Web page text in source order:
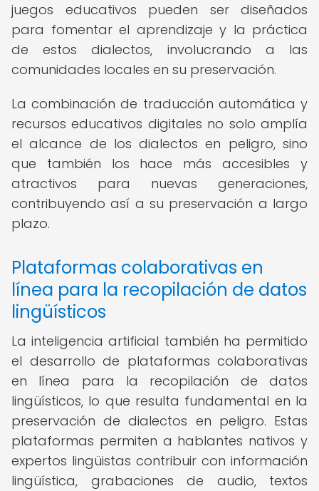
juegos educativos pueden ser diseñados
para fomentar el aprendizaje y la práctica
de estos dialectos, involucrando a las
comunidades locales en su preservación.
La combinación de traducción automática y
recursos educativos digitales no solo amplía
el alcance de los dialectos en peligro, sino
que también los hace más accesibles y
atractivos para nuevas generaciones,
contribuyendo así a su preservación a largo
plazo.
Plataformas colaborativas en
línea para la recopilación de datos
lingüísticos
La inteligencia artificial también ha permitido
el desarrollo de plataformas colaborativas
en línea para la recopilación de datos
lingüísticos, lo que resulta fundamental en la
preservación de dialectos en peligro. Estas
plataformas permiten a hablantes nativos y
expertos lingüistas contribuir con información
lingüística, grabaciones de audio, textos